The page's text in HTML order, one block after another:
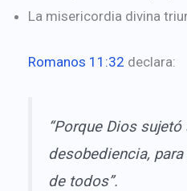
La misericordia divina
Romanos 11:32 declara:
“Porque Dios
desobediencia,
de todos”.